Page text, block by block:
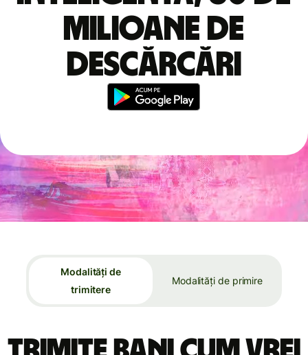
milioane de
descărcări
Modalități de
trimitere
Modalități de primire